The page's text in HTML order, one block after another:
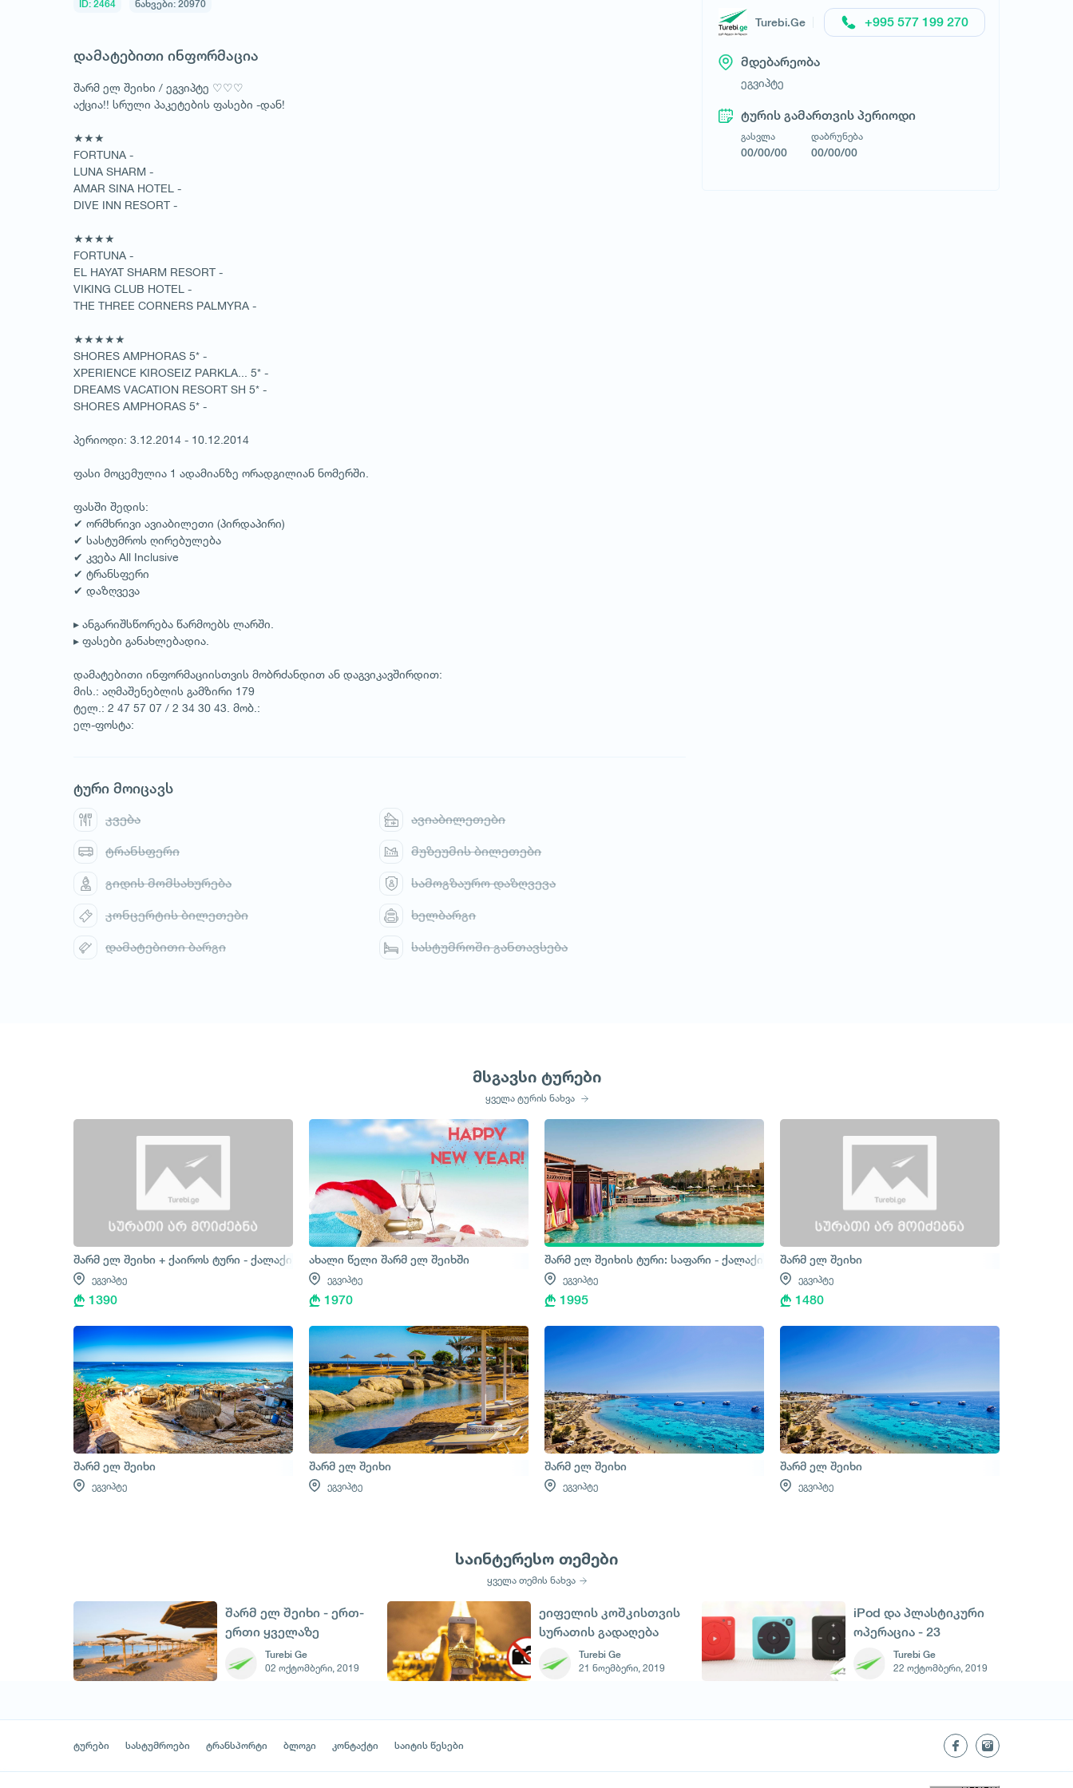
1 / 1
ID: 2464 ნახვები: 20970
დამატებითი ინფორმაცია
შარმ ელ შეიხი / ეგვიპტე ♡♡♡
აქცია!! სრული პაკეტების ფასები -დან!
★★★
FORTUNA -
LUNA SHARM -
AMAR SINA HOTEL -
DIVE INN RESORT -
★★★★
FORTUNA -
EL HAYAT SHARM RESORT -
VIKING CLUB HOTEL -
THE THREE CORNERS PALMYRA -
★★★★★
SHORES AMPHORAS 5* -
XPERIENCE KIROSEIZ PARKLA... 5* -
DREAMS VACATION RESORT SH 5* -
SHORES AMPHORAS 5* -
პერიოდი: 3.12.2014 - 10.12.2014
ფასი მოცემულია 1 ადამიანზე ორადგილიან ნომერში.
ფასში შედის:
✔ ორმხრივი ავიაბილეთი (პირდაპირი)
✔ სასტუმროს ღირებულება
✔ კვება All Inclusive
✔ ტრანსფერი
✔ დაზღვევა
▸ ანგარიშსწორება წარმოებს ლარში.
▸ ფასები განახლებადია.
დამატებითი ინფორმაციისთვის მობრძანდით ან დაგვიკავშირდით:
მის.: აღმაშენებლის გამზირი 179
ტელ.: 2 47 57 07 / 2 34 30 43. მობ.:
ელ-ფოსტა:
ტური მოიცავს
კვება ავიაბილეთები
ტრანსფერი მუზეუმის ბილეთები
გიდის მომსახურება სამოგზაურო დაზღვევა
კონცერტის ბილეთები ხელბარგი
დამატებითი ბარგი სასტუმროში განთავსება
Turebi.Ge +995 577 199 270
მდებარეობა
ეგვიპტე
ტურის გამართვის პერიოდი
გასვლა
00/00/00
დაბრუნება
00/00/00
მსგავსი ტურები
ყველა ტურის ნახვა
შარმ ელ შეიხი + ქაიროს ტური - ქალაქის ტური + საფარის ტური
ეგვიპტე
1390
ახალი წელი შარმ ელ შეიხში
ეგვიპტე
1970
შარმ ელ შეიხის ტური: საფარი - ქალაქის ტური
ეგვიპტე
1995
შარმ ელ შეიხი
ეგვიპტე
1480
შარმ ელ შეიხი
ეგვიპტე
შარმ ელ შეიხი
ეგვიპტე
შარმ ელ შეიხი
ეგვიპტე
შარმ ელ შეიხი
ეგვიპტე
საინტერესო თემები
ყველა თემის ნახვა
შარმ ელ შეიხი - ერთ-
ერთი ყველაზე
პოპულარული
კურორთი ეგვიპტეში
Turebi Ge
02 ოქტომბერი, 2019
ეიფელის კოშკისთვის
სურათის გადაღება
იკრძალება
Turebi Ge
21 ნოემბერი, 2019
iPod და პლასტიკური
ოპერაცია - 23
ოქტომბერი
Turebi Ge
22 ოქტომბერი, 2019
ტურები სასტუმროები ტრანსპორტი ბლოგი კონტაქტი საიტის წესები